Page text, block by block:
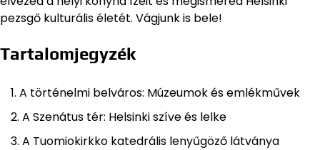
pezsgő kulturális életét. Vágjunk is bele!
Tartalomjegyzék
A történelmi belváros: Múzeumok és emlékművek
A Szenátus tér: Helsinki szíve és lelke
A Tuomiokirkko katedrális lenyűgöző látványa